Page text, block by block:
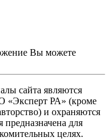
Вы можете
сайта являются
«Эксперт РА» (кроме
и охраняются
для
целях.